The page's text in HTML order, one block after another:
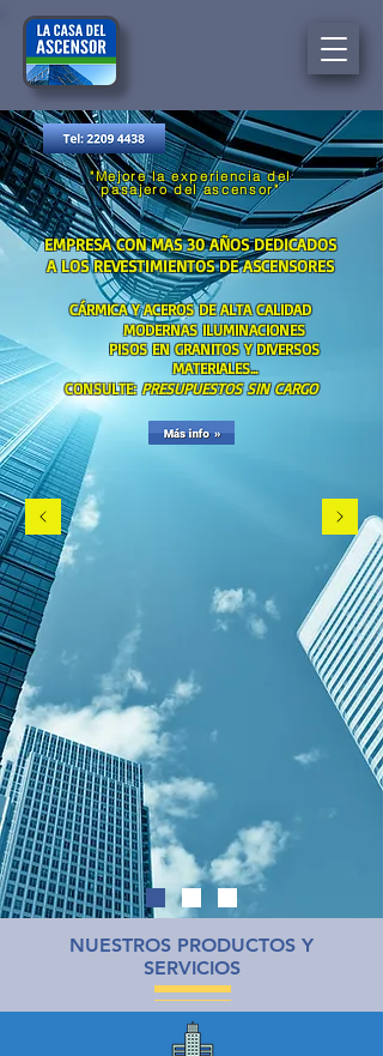
"Mejore la experienciadel
pasajero del ascensor"
EMPRESA CON MAS 30 AÑOS DEDICADOS
A LOS REVESTIMIENTOS DE ASCENSORES
CÁRMICA Y ACEROS DE ALTA CALIDAD
MODERNAS ILUMINACIONES
PISOS EN GRANITOS Y DIVERSOS
MATERIALES...
CONSULTE: PRESUPUESTOS SIN CARGO
NUESTROS PRODUCTOS Y
SERVICIOS